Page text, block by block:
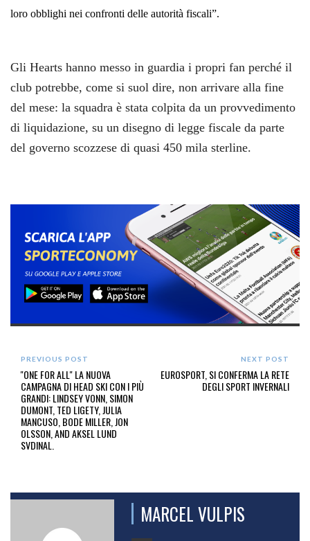
loro obblighi nei confronti delle autorità fiscali”.
Gli Hearts hanno messo in guardia i propri fan perché il
club potrebbe, come si suol dire, non arrivare alla fine
del mese: la squadra è stata colpita da un provvedimento
di liquidazione, su un disegno di legge fiscale da parte
del governo scozzese di quasi 450 mila sterline.
PREVIOUS POST
''ONE FOR ALL'' LA NUOVA
CAMPAGNA DI HEAD SKI CON I PIÙ
GRANDI: LINDSEY VONN, SIMON
DUMONT, TED LIGETY, JULIA
MANCUSO, BODE MILLER, JON
OLSSON, AND AKSEL LUND
SVDINAL.
NEXT POST
EUROSPORT, SI CONFERMA LA RETE
DEGLI SPORT INVERNALI
MARCEL VULPIS